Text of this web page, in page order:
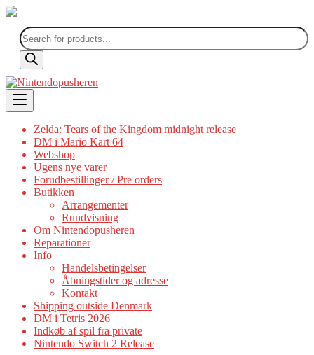
Products
search
Skip
to
content
Zelda: Tears of the Kingdom midnight release
DM i Mario Kart 64
Webshop
Ugens nye varer
Forudbestillinger / Pre orders
Butikken
Arrangementer
Rundvisning
Om Nintendopusheren
Reparationer
Info
Handelsbetingelser
Åbningstider og adresse
Kontakt
Shipping outside Denmark
DM i Tetris 2026
Indkøb af spil fra private
Nintendo Switch 2 Release